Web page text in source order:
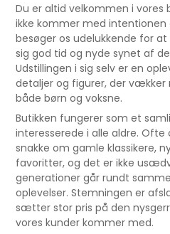
Du er altid velkommen i vores
ikke kommer med
besøger os udelukkende for
sig god tid og nyde synet af
Udstillingen i sig selv er en
detaljer og figurer, der vækker
både børn og voksne.
Butikken fungerer som et
interesserede i alle aldre. Ofte
snakke om gamle klassikere,
favoritter, og det er ikke
generationer går rundt
oplevelser. Stemningen er
sætter stor pris på den
vores kunder kommer med.